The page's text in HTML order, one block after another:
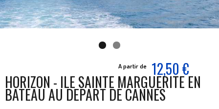
A partir de 12,50 €
HORIZON - ILE SAINTE MARGUERITE EN
BATEAU AU DEPART DE CANNES